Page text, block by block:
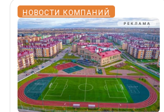
НОВОСТИ КОМПАНИЙ